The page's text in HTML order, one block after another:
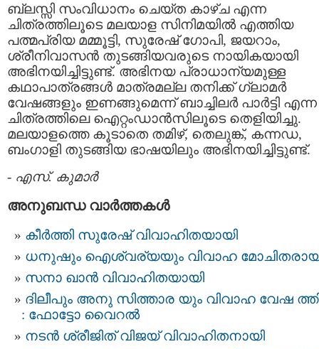
ബ്ലസ്സി സംവിധാനം ചെയ്ത കാഴ്ച എന്ന
ചിത്രത്തിലൂടെ മലയാള സിനിമയില്‍ എത്തിയ
പത്മപ്രിയ മമ്മൂട്ടി, സുരേഷ് ഗോപി, ജയറാം,
ശ്രീനിവാസന്‍ തുടങ്ങിയവരുടെ നായികയായി
അഭിനയിച്ചിട്ടുണ്ട്. അഭിനയ പ്രാധാന്യമുള്ള
കഥാപാത്രങ്ങള്‍ മാത്രമല്ല തനിക്ക് ഗ്ലാമര്‍
വേഷങ്ങളും ഇണങ്ങുമെന്ന് ബാച്ചിലര്‍ പാര്‍ട്ടി എന്ന
ചിത്രത്തിലെ ഐറ്റംഡാന്‍സിലൂടെ തെളിയിച്ചു.
മലയാളത്തെ കൂടാതെ തമിഴ്, തെലുങ്ക്, കന്നഡ,
ബംഗാളി തുടങ്ങിയ ഭാഷയിലും അഭിനയിച്ചിട്ടുണ്ട്.
- എസ്. കുമാര്‍
അനുബന്ധ വാര്‍ത്തകള്‍
കീർത്തി സുരേഷ് വിവാഹിതയായി
ധനുഷും ഐശ്വര്യയും വിവാഹ
സനാ ഖാൻ വിവാഹിതയായി
ദിലീപും അനു സിത്താര യും വിവാഹ വേഷ
: ഫോട്ടോ വൈറല്‍
നടന്‍ ശ്രീജിത് വിജയ് വിവാഹിതനായി